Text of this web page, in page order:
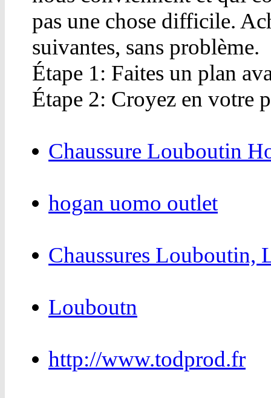
pas une chose difficile.
suivantes, sans problème.
Étape 1: Faites un plan
Étape 2: Croyez en votre
Chaussure Louboutin
hogan uomo outlet
Chaussures Louboutin,
Louboutn
http://www.todprod.fr